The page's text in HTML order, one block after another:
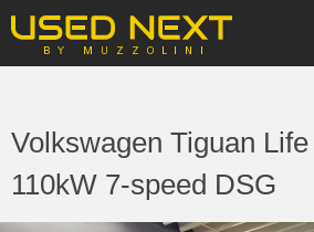
Volkswagen Tiguan
110kW 7-speed DSG